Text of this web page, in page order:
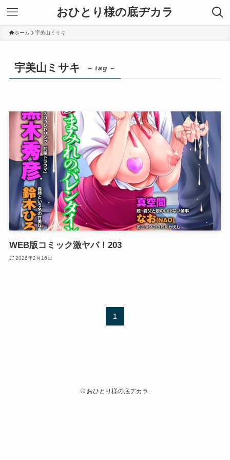
おひとり様の底ヂカラ
ホーム 宇美山ミサキ
宇美山ミサキ – tag –
WEB版コミック激ヤバ！203
2026年2月16日
1
©おひとり様の底ヂカラ.